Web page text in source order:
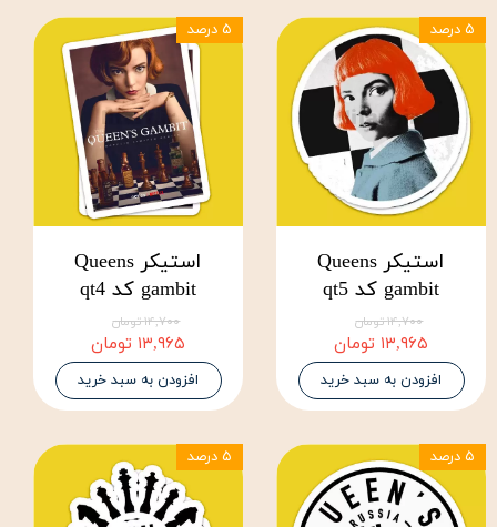
استیکر Queens
gambit کد qt5
۱۴,۷۰۰ تومان
۱۳,۹۶۵ تومان
افزودن به سبد خرید
۵ درصد
استیکر Queens
gambit کد qt4
۱۴,۷۰۰ تومان
۱۳,۹۶۵ تومان
افزودن به سبد خرید
۵ درصد
۵ درصد ۵ درصد